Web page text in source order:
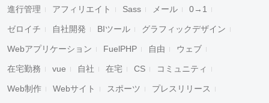
進行管理 アフィリエイト Sass メール 0→1
ゼロイチ 自社開発 BIツール グラフィックデザイン
Webアプリケーション FuelPHP 自由 ウェブ
在宅勤務 vue 自社 在宅 CS コミュニティ
Web制作 Webサイト スポーツ プレスリリース